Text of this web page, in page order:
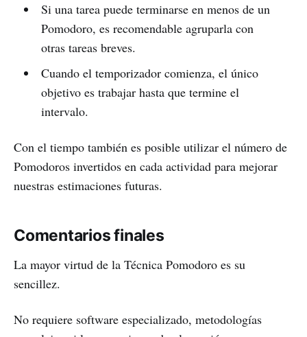
Si una tarea puede terminarse en menos de un
Pomodoro, es recomendable agruparla con
otras tareas breves.
Cuando el temporizador comienza, el único
objetivo es trabajar hasta que termine el
intervalo.
Con el tiempo también es posible utilizar el número de
Pomodoros invertidos en cada actividad para mejorar
nuestras estimaciones futuras.
Comentarios finales
La mayor virtud de la Técnica Pomodoro es su
sencillez.
No requiere software especializado, metodologías